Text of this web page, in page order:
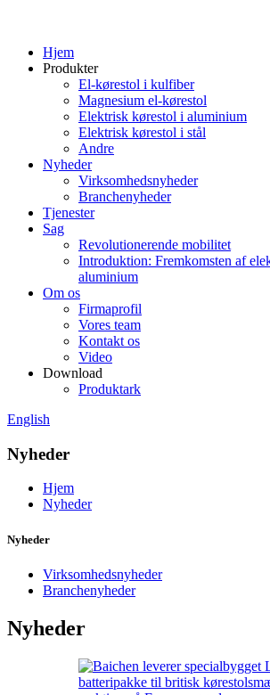
Hjem
Produkter
El-kørestol i kulfiber
Magnesium el-kørestol
Elektrisk kørestol i aluminium
Elektrisk kørestol i stål
Andre
Nyheder
Virksomhedsnyheder
Branchenyheder
Tjenester
Sag
Revolutionerende mobilitet
Introduktion: Fremkomsten af
aluminium
Om os
Firmaprofil
Vores team
Kontakt os
Video
Download
Produktark
English
Nyheder
Hjem
Nyheder
Nyheder
Virksomhedsnyheder
Branchenyheder
Nyheder